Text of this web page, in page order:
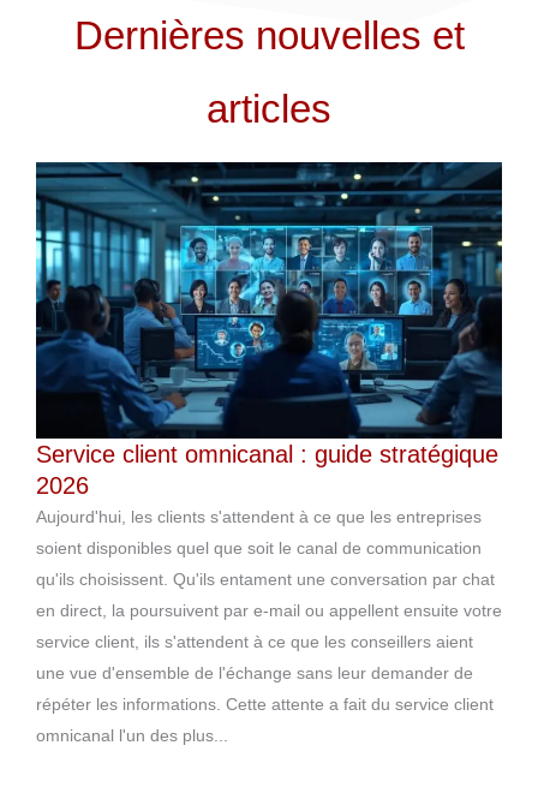
Dernières nouvelles et
articles
Service client omnicanal : guide stratégique
2026
Aujourd'hui, les clients s'attendent à ce que les entreprises
soient disponibles quel que soit le canal de communication
qu'ils choisissent. Qu'ils entament une conversation par chat
en direct, la poursuivent par e-mail ou appellent ensuite votre
service client, ils s'attendent à ce que les conseillers aient
une vue d'ensemble de l'échange sans leur demander de
répéter les informations. Cette attente a fait du service client
omnicanal l'un des plus...